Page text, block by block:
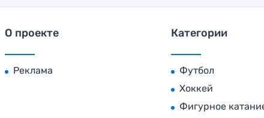
О проекте
Реклама
Категории
Футбол
Хоккей
Фигурное